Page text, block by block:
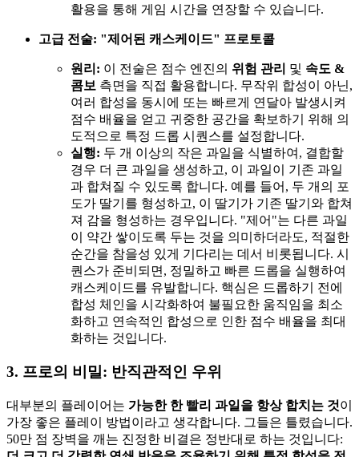
활용을 통해 게임 시간을 연장할 수 있습니다.
고급 전술: "제어된 캐스케이드" 프로토콜
원리: 이 전술은 점수 엔진의 위험 관리 및 속도 &
콤보 측면을 직접 활용합니다. 무작위 합성이 아닌,
여러 합성을 동시에 또는 빠르게 연달아 발생시켜
점수 배율을 얻고 귀중한 공간을 확보하기 위해 의
도적으로 특정 드롭 시퀀스를 설정합니다.
실행: 두 개 이상의 작은 과일을 식별하여, 결합할
경우 더 큰 과일을 생성하고, 이 과일이 기존 과일
과 합쳐질 수 있도록 합니다. 예를 들어, 두 개의 포
도가 딸기를 형성하고, 이 딸기가 기존 딸기와 합쳐
져 감을 형성하는 경우입니다. "제어"는 다른 과일
이 약간 쌓이도록 두는 것을 의미하더라도, 적절한
순간을 참을성 있게 기다리는 데서 비롯됩니다. 시
퀀스가 준비되면, 정밀하고 빠른 드롭을 실행하여
캐스케이드를 유발합니다. 핵심은 드롭하기 전에
합성 체인을 시각화하여 불필요한 움직임을 최소
화하고 연속적인 합성으로 인한 점수 배율을 최대
화하는 것입니다.
3. 프로의 비밀: 반직관적인 우위
대부분의 플레이어는 가능한 한 빨리 과일을 항상 합치는 것이
가장 좋은 플레이 방법이라고 생각합니다. 그들은 틀렸습니다.
50만 점 장벽을 깨는 진정한 비결은 정반대로 하는 것입니다: